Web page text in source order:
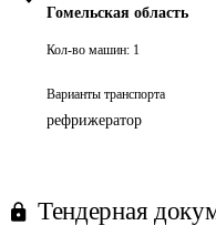
Гомельская область
Кол-во машин: 1
Варианты транспорта
рефрижератор
Тендерная